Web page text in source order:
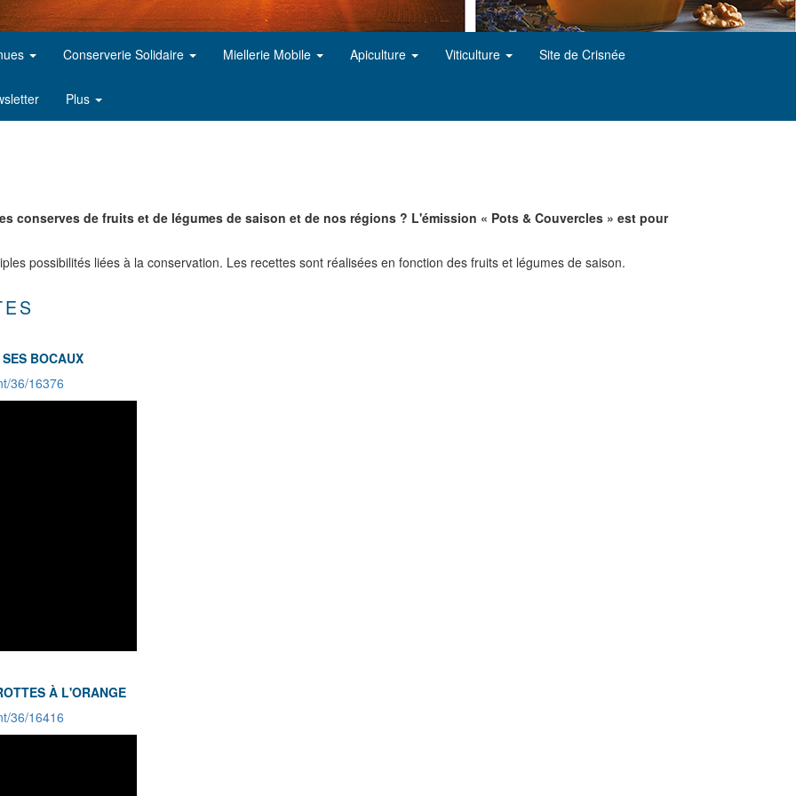
Conserverie Solidaire Miellerie Mobile Apiculture Viticulture Site de Crisnée
Plus
conserves de fruits et de légumes de saison et de nos régions ? L'émission « Pots & Couvercles » est pour
possibilités liées à la conservation. Les recettes sont réalisées en fonction des fruits et légumes de saison.
BOCAUX
36/16376
À L'ORANGE
36/16416